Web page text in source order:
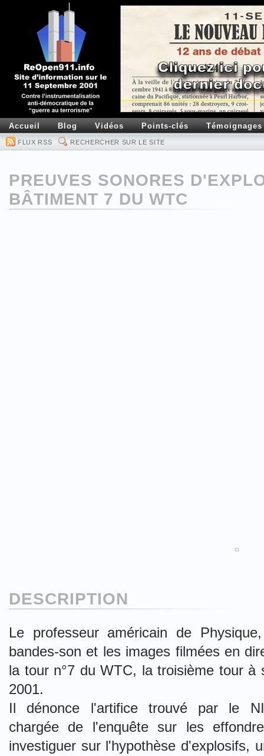
Accueil Blog Vidéos Points-clés Témoignages
FLUX RSS RECHERCHER SUR LE SITE
PREUVES SONORES
BÂTIMENT 7 DU WTC
DESCRIPTION
Le professeur américain de
bandes-son et les images filmées en
la tour n°7 du WTC, la troisième tour à
2001.
Il dénonce l'artifice trouvé par le
chargée de l'enquête sur les
investiguer sur l'hypothèse d'explosifs,